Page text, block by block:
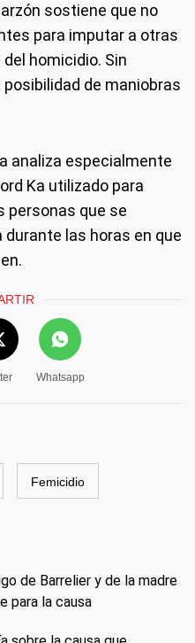
sostiene que no
para imputar a otras
homicidio. Sin
de maniobras
analiza especialmente
Ka utilizado para
personas que se
las horas en que
Whatsapp
Femicidio
de Barrelier y de la madre
para la causa